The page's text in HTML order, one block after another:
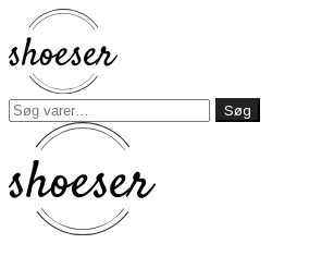
Søg
efter:
Søg